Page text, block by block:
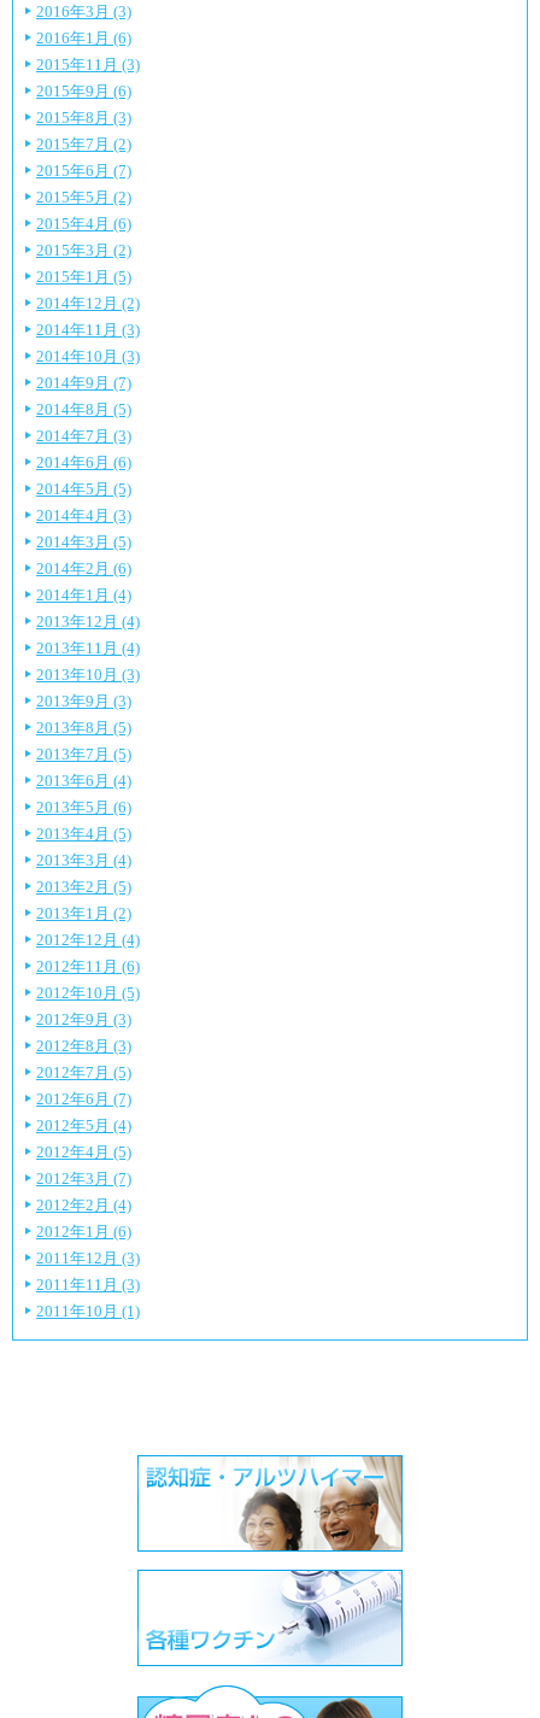
2016年3月 (3)
2016年1月 (6)
2015年11月 (3)
2015年9月 (6)
2015年8月 (3)
2015年7月 (2)
2015年6月 (7)
2015年5月 (2)
2015年4月 (6)
2015年3月 (2)
2015年1月 (5)
2014年12月 (2)
2014年11月 (3)
2014年10月 (3)
2014年9月 (7)
2014年8月 (5)
2014年7月 (3)
2014年6月 (6)
2014年5月 (5)
2014年4月 (3)
2014年3月 (5)
2014年2月 (6)
2014年1月 (4)
2013年12月 (4)
2013年11月 (4)
2013年10月 (3)
2013年9月 (3)
2013年8月 (5)
2013年7月 (5)
2013年6月 (4)
2013年5月 (6)
2013年4月 (5)
2013年3月 (4)
2013年2月 (5)
2013年1月 (2)
2012年12月 (4)
2012年11月 (6)
2012年10月 (5)
2012年9月 (3)
2012年8月 (3)
2012年7月 (5)
2012年6月 (7)
2012年5月 (4)
2012年4月 (5)
2012年3月 (7)
2012年2月 (4)
2012年1月 (6)
2011年12月 (3)
2011年11月 (3)
2011年10月 (1)